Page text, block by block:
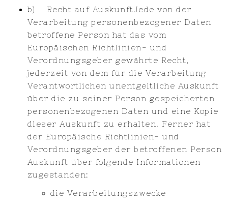
b) Recht auf AuskunftJede von der
Verarbeitung personenbezogener Daten
betroffene Person hat das vom
Europäischen Richtlinien- und
Verordnungsgeber gewährte Recht,
jederzeit von dem für die Verarbeitung
Verantwortlichen unentgeltliche Auskunft
über die zu seiner Person gespeicherten
personenbezogenen Daten und eine Kopie
dieser Auskunft zu erhalten. Ferner hat
der Europäische Richtlinien- und
Verordnungsgeber der betroffenen Person
Auskunft über folgende Informationen
zugestanden:
die Verarbeitungszwecke